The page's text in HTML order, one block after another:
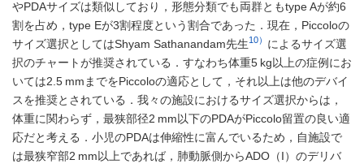
やPDAサイズは類似しており，形態分類でも両群ともtype Aが約6
割を占め，type Eが3割程度という割合であった．現在，Piccoloの
サイズ選択としてはShyam Sathanandam先生10） によるサイズ選
択のチャートが推奨されている．すなわち体重5 kg以上の症例にお
いては2.5 mmまでをPiccoloの適応として，それ以上は他のデバイ
スを推奨とされている．我々の施設におけるサイズ選択からは，
体重に関わらず，最狭部径2 mm以下のPDAがPiccolo留置の良い適
応だと考える．小児のPDAは伸縮性に富んでいるため，自施設で
は最狭窄部2 mm以上であれば，肺動脈側からADO（I）のデリバ